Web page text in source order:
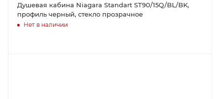
Душевая кабина Niagara Standart ST90/15Q/BL/BK,
профиль черный, стекло прозрачное
Нет в наличии